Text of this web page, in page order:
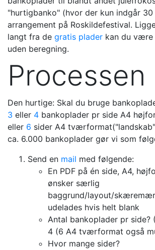
"hurtigbanko" (hvor der kun indgår
arrangement på Roskildefestival.
langt fra de gratis plader kan du være
uden beregning.
Processen
Den hurtige: Skal du bruge
3 eller 4 bankoplader pr side A4
eller 6 sider A4
ca. 6.000 bankoplader gør vi som
Send en mail med følgende:
En PDF på én side, A4,
ønsker særlig
baggrund/layout/
udelades hvis helt blank
Antal bankoplader pr side?
4 (6 A4 tværformat også
Hvor mange sider?